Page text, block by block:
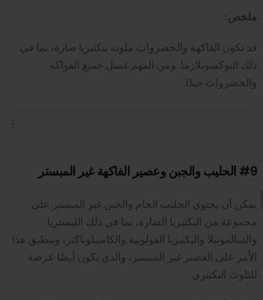
ملخص:
قد تكون الفاكهة والخضروات ملوثة ببكتيريا ضارة، بما في
ذلك التوكسوبلازما. ومن المهم غسل جميع الفواكه
والخضروات جيدًا.
#9 الحليب والجبن وعصير الفاكهة غير المبستر
يمكن أن يحتوي الحليب الخام والجبن غير المبستر على
مجموعة من البكتيريا الضارة، بما في ذلك الليستريا
والسالمونيلا والبكتيريا القولونية والكامبيلوباكتر، وينطبق هذا
الأمر على العصير غير المبستر، والذي يكون أيضًا عرضة
للتلوث البكتيري.